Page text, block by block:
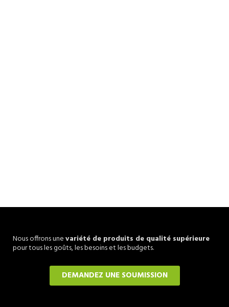
Nous offrons unevariété de produits de qualité supérieure
pour tous les goûts, les besoins et les budgets.
DEMANDEZ UNE SOUMISSION